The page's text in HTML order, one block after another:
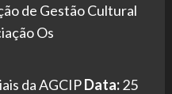
de Gestão Cultural
Os
da AGCIPData:25